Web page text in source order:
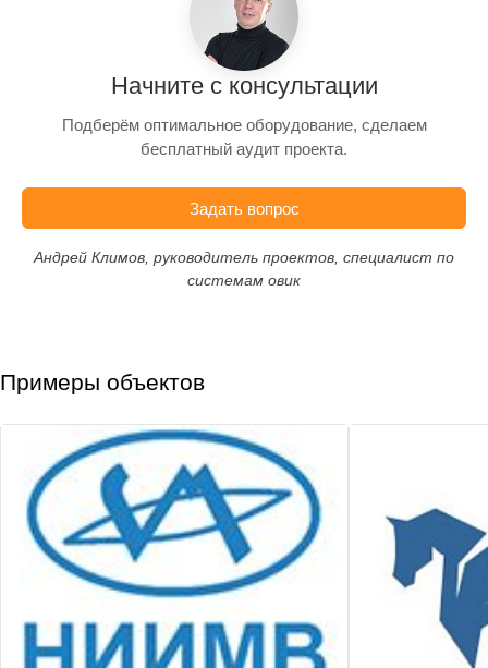
Начните с консультации
Подберём оптимальное оборудование, сделаем
бесплатный аудит проекта.
Задать вопрос
Андрей Климов, руководитель проектов, специалист по
системам овик
Примеры объектов